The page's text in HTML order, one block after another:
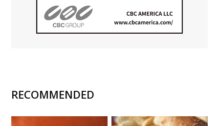
RECOMMENDED